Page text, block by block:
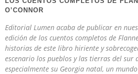
O’CONNOR
Editorial Lumen acaba de publicar en
edición de los cuentos completos de
historias de este libro hiriente y
escenario los pueblos y las tierras del sur
especialmente su Georgia natal, un